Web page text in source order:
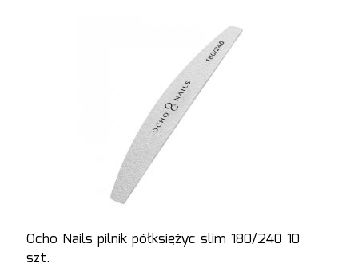
Ocho Nails pilnik półksiężyc slim 180/240 10
szt.